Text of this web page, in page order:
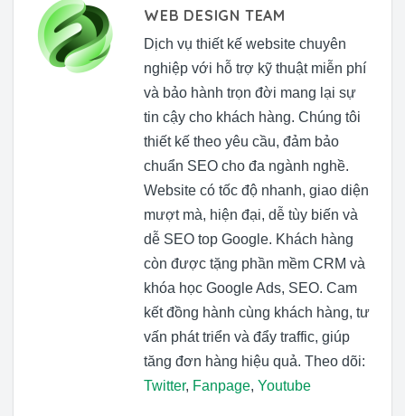
WEB DESIGN TEAM
Dịch vụ thiết kế website chuyên
nghiệp với hỗ trợ kỹ thuật miễn phí
và bảo hành trọn đời mang lại sự
tin cậy cho khách hàng. Chúng tôi
thiết kế theo yêu cầu, đảm bảo
chuẩn SEO cho đa ngành nghề.
Website có tốc độ nhanh, giao diện
mượt mà, hiện đại, dễ tùy biến và
dễ SEO top Google. Khách hàng
còn được tặng phần mềm CRM và
khóa học Google Ads, SEO. Cam
kết đồng hành cùng khách hàng, tư
vấn phát triển và đẩy traffic, giúp
tăng đơn hàng hiệu quả. Theo dõi:
Twitter, Fanpage, Youtube